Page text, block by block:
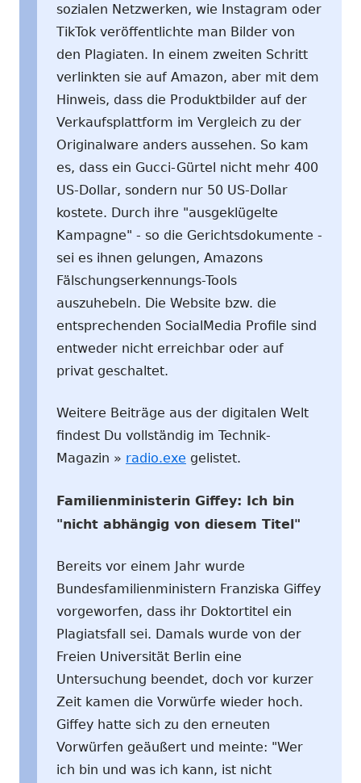
sozialen Netzwerken, wie Instagram oder
TikTok veröffentlichte man Bilder von
den Plagiaten. In einem zweiten Schritt
verlinkten sie auf Amazon, aber mit dem
Hinweis, dass die Produktbilder auf der
Verkaufsplattform im Vergleich zu der
Originalware anders aussehen. So kam
es, dass ein Gucci-Gürtel nicht mehr 400
US-Dollar, sondern nur 50 US-Dollar
kostete. Durch ihre "ausgeklügelte
Kampagne" - so die Gerichtsdokumente -
sei es ihnen gelungen, Amazons
Fälschungserkennungs-Tools
auszuhebeln. Die Website bzw. die
entsprechenden SocialMedia Profile sind
entweder nicht erreichbar oder auf
privat geschaltet.
Weitere Beiträge aus der digitalen Welt
findest Du vollständig im Technik-
Magazin » radio.exe gelistet.
Familienministerin Giffey: Ich bin
"nicht abhängig von diesem Titel"
Bereits vor einem Jahr wurde
Bundesfamilienministern Franziska Giffey
vorgeworfen, dass ihr Doktortitel ein
Plagiatsfall sei. Damals wurde von der
Freien Universität Berlin eine
Untersuchung beendet, doch vor kurzer
Zeit kamen die Vorwürfe wieder hoch.
Giffey hatte sich zu den erneuten
Vorwürfen geäußert und meinte: "Wer
ich bin und was ich kann, ist nicht